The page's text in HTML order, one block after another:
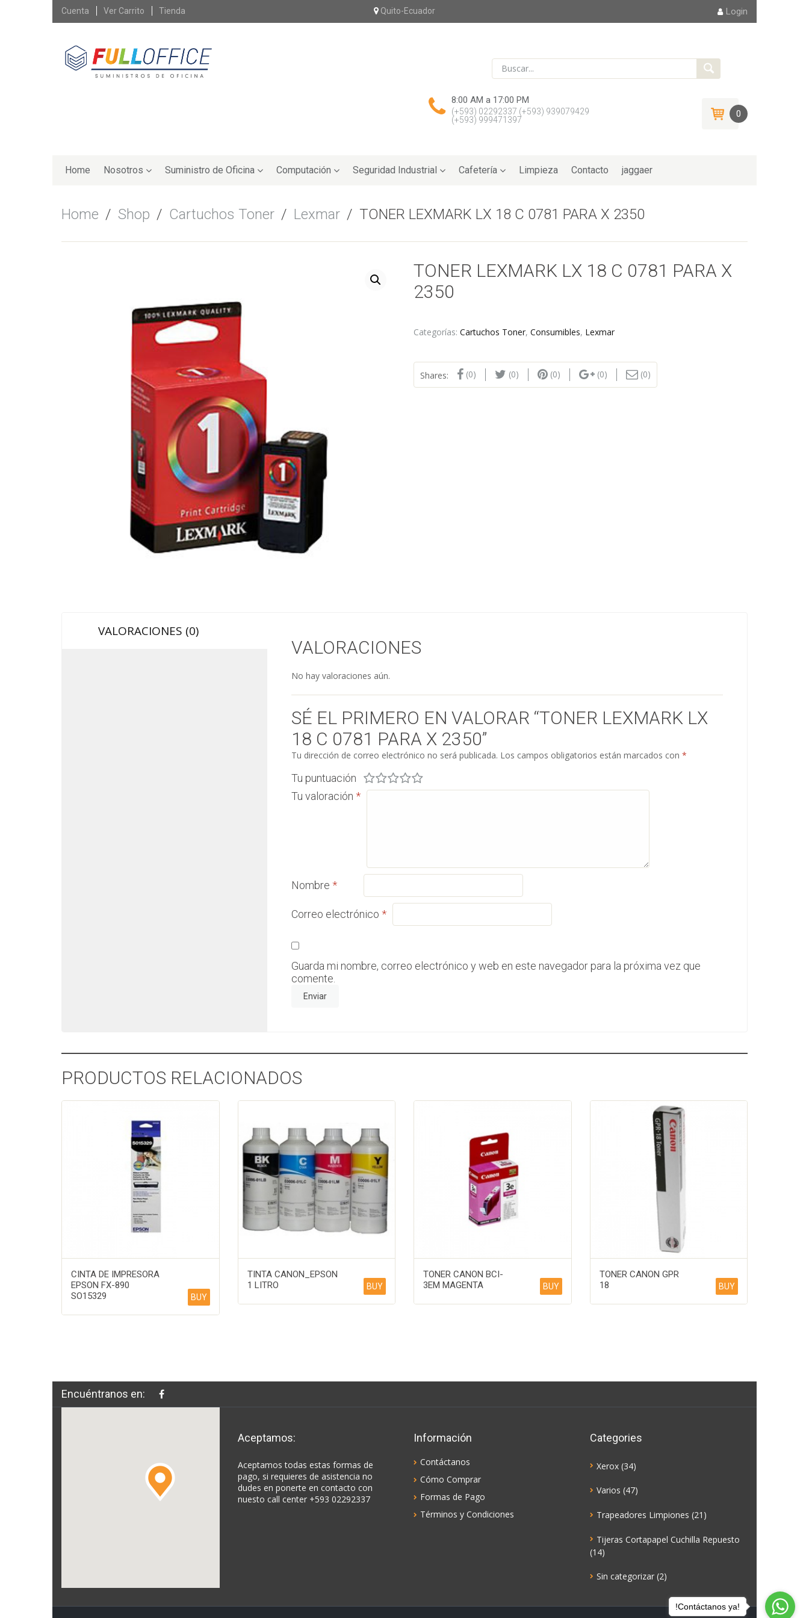
Skip
Cuenta Ver Carrito Tienda Quito-Ecuador Login
8:00 AM a 17:00 PM
(+593) 02292337 (+593) 939079429
(+593) 999471397
0
to
Home Nosotros Suministro de Oficina Computación Seguridad Industrial Cafetería Limpieza Contacto jaggaer
Home / Shop / Cartuchos Toner / Lexmar / TONER LEXMARK LX 18 C 0781 PARA X 2350
TONER LEXMARK LX 18 C 0781 PARA X
2350
Categorías: Cartuchos Toner, Consumibles, Lexmar
Shares: (0) (0) (0) (0) (0)
VALORACIONES (0)
VALORACIONES
No hay valoraciones aún.
SÉ EL PRIMERO EN VALORAR “TONER LEXMARK LX
18 C 0781 PARA X 2350”
Tu dirección de correo electrónico no será publicada. Los campos obligatorios están marcados con*
Tu puntuación
Tu valoración*
Nombre*
Correo electrónico*
Guarda mi nombre, correo electrónico y web en este navegador para la próxima vez que
comente.
PRODUCTOS RELACIONADOS
CINTA DE IMPRESORA
EPSON FX-890
SO15329
BUY
TINTA CANON_EPSON
1 LITRO
BUY
TONER CANON BCI-
3EM MAGENTA
BUY
TONER CANON GPR
18
BUY
Encuéntranos en:
Aceptamos:
Aceptamos todas estas formas de
pago, si requieres de asistencia no
dudes en ponerte en contacto con
nuesto call center +593 02292337
Información
Contáctanos
Cómo Comprar
Formas de Pago
Términos y Condiciones
Categories
Xerox (34)
Varios (47)
Trapeadores Limpiones (21)
Tijeras Cortapapel Cuchilla Repuesto
(14)
Sin categorizar (2)
!Contáctanos ya!